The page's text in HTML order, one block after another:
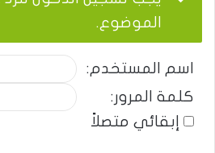
الموضوع.
اسم المستخدم:
كلمة المرور:
إبقائي متصلاً